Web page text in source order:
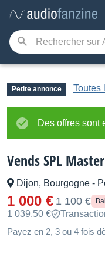
Petite annonce Toutes
Des offres sont
Vends SPL
Dijon, Bourgogne -
1 000 € 1 100 €
1 039,50 €
Payez en 2, 3 ou 4 fois